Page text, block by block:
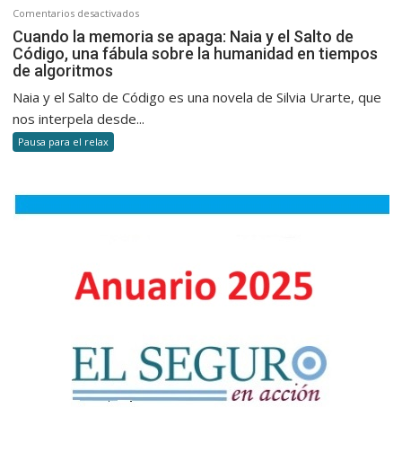
Comentarios desactivadosen
Cuando
la
se
de
sobre
en
tiempos
de
Cuando la memoria se apaga: Naia y el Salto de
Código, una fábula sobre la humanidad en tiempos
de algoritmos
Naia y el Salto de Código es una novela de Silvia Urarte, que
nos interpela desde...
Pausa para el relax